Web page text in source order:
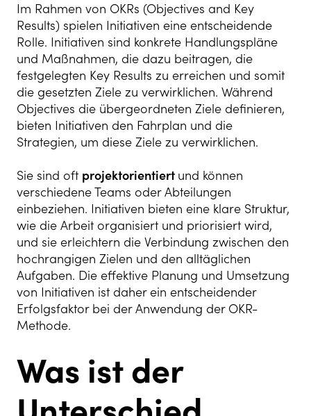
Im Rahmen von OKRs (Objectives and Key
Results) spielen Initiativen eine entscheidende
Rolle. Initiativen sind konkrete Handlungspläne
und Maßnahmen, die dazu beitragen, die
festgelegten Key Results zu erreichen und somit
die gesetzten Ziele zu verwirklichen. Während
Objectives die übergeordneten Ziele definieren,
bieten Initiativen den Fahrplan und die
Strategien, um diese Ziele zu verwirklichen.
Sie sind oft projektorientiert und können
verschiedene Teams oder Abteilungen
einbeziehen. Initiativen bieten eine klare Struktur,
wie die Arbeit organisiert und priorisiert wird,
und sie erleichtern die Verbindung zwischen den
hochrangigen Zielen und den alltäglichen
Aufgaben. Die effektive Planung und Umsetzung
von Initiativen ist daher ein entscheidender
Erfolgsfaktor bei der Anwendung der OKR-
Methode.
Was ist der